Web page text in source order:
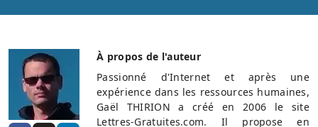
À propos de l'auteur
Passionné d'Internet et après une
expérience dans les ressources humaines,
Gaël THIRION a créé en 2006 le site
Lettres-Gratuites.com. Il propose en